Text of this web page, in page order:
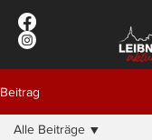
Beitrag
Alle Beiträge